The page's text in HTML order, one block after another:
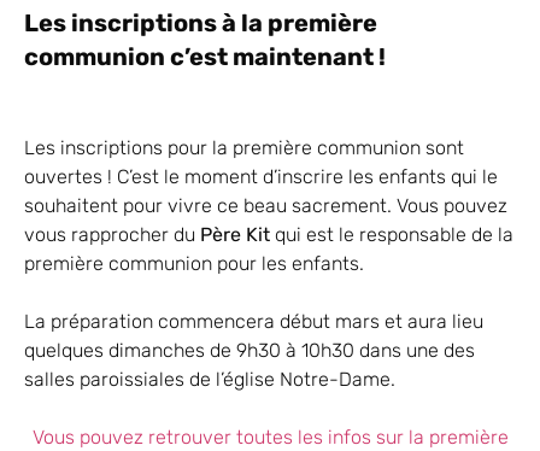
Les inscriptions à la première
communion c’est maintenant !
Les inscriptions pour la première communion sont
ouvertes ! C’est le moment d’inscrire les enfants qui le
souhaitent pour vivre ce beau sacrement. Vous pouvez
vous rapprocher du Père Kit qui est le responsable de la
première communion pour les enfants.
La préparation commencera début mars et aura lieu
quelques dimanches de 9h30 à 10h30 dans une des
salles paroissiales de l’église Notre-Dame.
Vous pouvez retrouver toutes les infos sur la première